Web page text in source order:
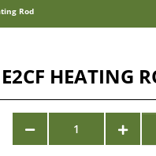
Rod
HEATING